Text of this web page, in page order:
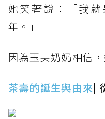
她笑著說：「我
年。」
因為玉英奶奶相信，
茶壽的誕生與由來|